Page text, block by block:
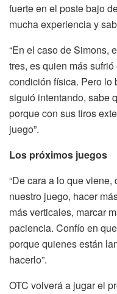
fuerte en el poste bajo
mucha experiencia y
“En el caso de Simons,
tres, es quien más
condición física. Pero lo
siguió intentando, sabe
porque con sus tiros
juego”.
Los próximos juegos
“De cara a lo que
nuestro juego, hacer
más verticales, marcar
paciencia. Confío en
porque quienes están
hacerlo”.
OTC volverá a jugar el